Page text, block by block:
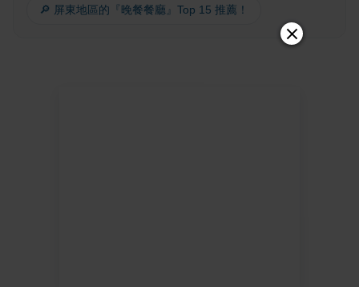
🔎 屏東地區的『晚餐餐廳』Top 15 推薦！